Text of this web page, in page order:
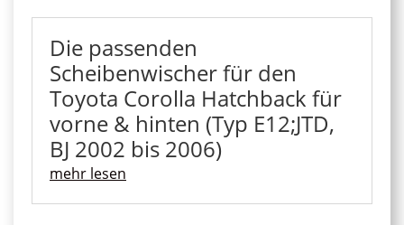
Die passenden
Scheibenwischer für den
Toyota Corolla Hatchback für
vorne & hinten (Typ E12;JTD,
BJ 2002 bis 2006)
mehr lesen